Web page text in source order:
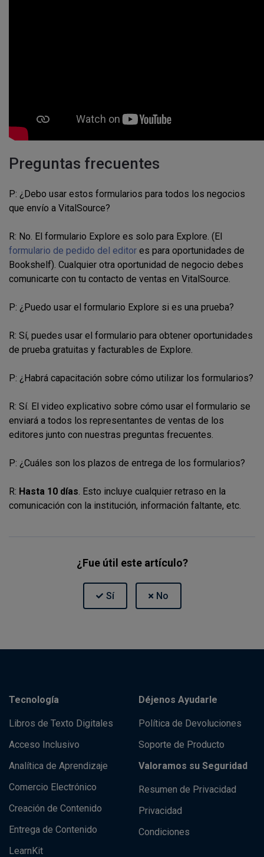
Preguntas frecuentes
P: ¿Debo usar estos formularios para todos los negocios
que envío a VitalSource?
R: No. El formulario Explore es solo para Explore. (El
formulario de pedido del editor es para oportunidades de
Bookshelf). Cualquier otra oportunidad de negocio debes
comunicarte con tu contacto de ventas en VitalSource.
P: ¿Puedo usar el formulario Explore si es una prueba?
R: Sí, puedes usar el formulario para obtener oportunidades
de prueba gratuitas y facturables de Explore.
P: ¿Habrá capacitación sobre cómo utilizar los formularios?
R: Sí. El video explicativo sobre cómo usar el formulario se
enviará a todos los representantes de ventas de los
editores junto con nuestras preguntas frecuentes.
P: ¿Cuáles son los plazos de entrega de los formularios?
R: Hasta 10 días. Esto incluye cualquier retraso en la
comunicación con la institución, información faltante, etc.
¿Fue útil este artículo?
Tecnología
Libros de Texto Digitales
Acceso Inclusivo
Analítica de Aprendizaje
Comercio Electrónico
Creación de Contenido
Entrega de Contenido
LearnKit
Déjenos Ayudarle
Política de Devoluciones
Soporte de Producto
Valoramos su Seguridad
Resumen de Privacidad
Privacidad
Condiciones